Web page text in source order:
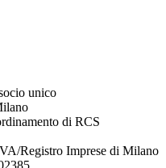
unico
di RCS
Registro Imprese di Milano